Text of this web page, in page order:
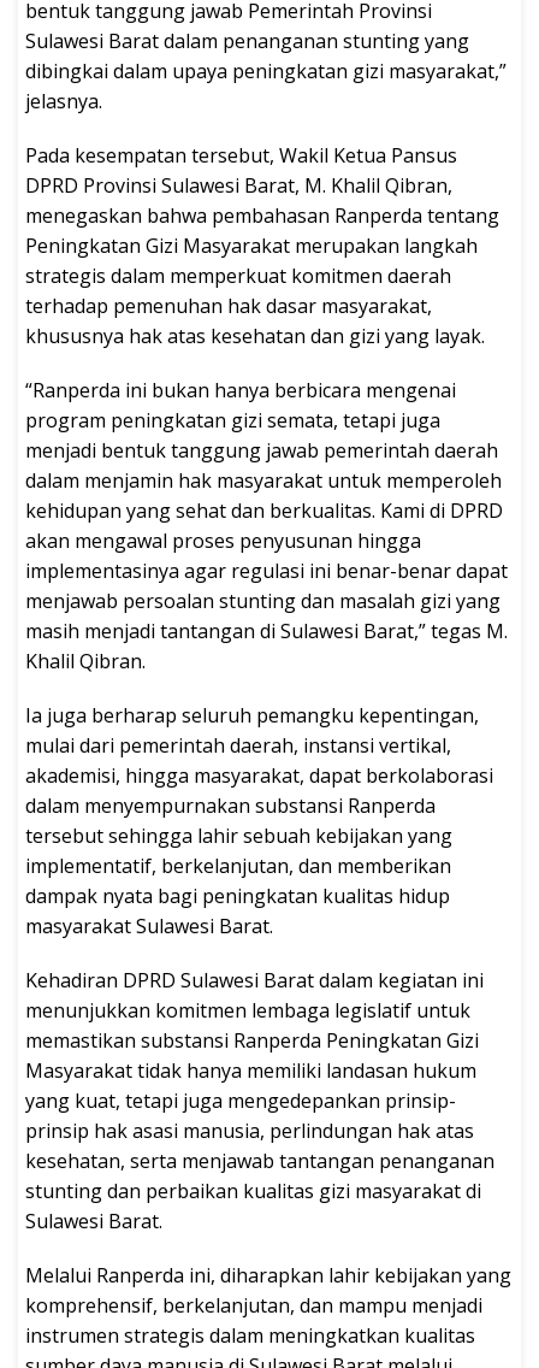
bentuk tanggung jawab Pemerintah Provinsi
Sulawesi Barat dalam penanganan stunting yang
dibingkai dalam upaya peningkatan gizi masyarakat,”
jelasnya.
Pada kesempatan tersebut, Wakil Ketua Pansus
DPRD Provinsi Sulawesi Barat, M. Khalil Qibran,
menegaskan bahwa pembahasan Ranperda tentang
Peningkatan Gizi Masyarakat merupakan langkah
strategis dalam memperkuat komitmen daerah
terhadap pemenuhan hak dasar masyarakat,
khususnya hak atas kesehatan dan gizi yang layak.
“Ranperda ini bukan hanya berbicara mengenai
program peningkatan gizi semata, tetapi juga
menjadi bentuk tanggung jawab pemerintah daerah
dalam menjamin hak masyarakat untuk memperoleh
kehidupan yang sehat dan berkualitas. Kami di DPRD
akan mengawal proses penyusunan hingga
implementasinya agar regulasi ini benar-benar dapat
menjawab persoalan stunting dan masalah gizi yang
masih menjadi tantangan di Sulawesi Barat,” tegas M.
Khalil Qibran.
Ia juga berharap seluruh pemangku kepentingan,
mulai dari pemerintah daerah, instansi vertikal,
akademisi, hingga masyarakat, dapat berkolaborasi
dalam menyempurnakan substansi Ranperda
tersebut sehingga lahir sebuah kebijakan yang
implementatif, berkelanjutan, dan memberikan
dampak nyata bagi peningkatan kualitas hidup
masyarakat Sulawesi Barat.
Kehadiran DPRD Sulawesi Barat dalam kegiatan ini
menunjukkan komitmen lembaga legislatif untuk
memastikan substansi Ranperda Peningkatan Gizi
Masyarakat tidak hanya memiliki landasan hukum
yang kuat, tetapi juga mengedepankan prinsip-
prinsip hak asasi manusia, perlindungan hak atas
kesehatan, serta menjawab tantangan penanganan
stunting dan perbaikan kualitas gizi masyarakat di
Sulawesi Barat.
Melalui Ranperda ini, diharapkan lahir kebijakan yang
komprehensif, berkelanjutan, dan mampu menjadi
instrumen strategis dalam meningkatkan kualitas